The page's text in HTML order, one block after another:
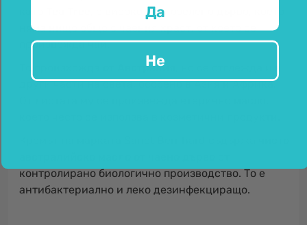
, е високо вечнозелено дърво, което
няма нищо общо с чаения храст, от което се
произвежда чай.
от Австралия
други части на света, особено в Азия и Африка.
контролирано биологично производство. То е
антибактериално и леко дезинфекциращо.
Да
Не